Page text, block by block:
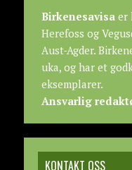
Birkenesavisaer
Herefoss og
Aust-Agder.
uka, og har et
eksemplarer.
Ansvarlig
KONTAKT OSS